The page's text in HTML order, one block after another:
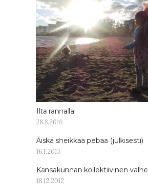
Ilta rannalla
28.8.2016
Äiskä sheikkaa pebaa (julkisesti)
16.1.2013
Kansakunnan kollektiivinen valhe
18.12.2012